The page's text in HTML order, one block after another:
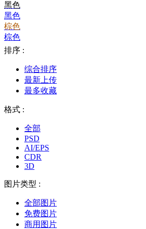
黑色
黑色
棕色
棕色
排序 :
综合排序
最新上传
最多收藏
格式 :
全部
PSD
AI/EPS
CDR
3D
图片类型 :
全部图片
免费图片
商用图片